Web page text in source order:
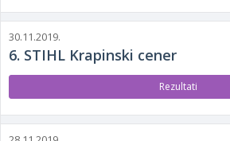
30.11.2019.
6. STIHL Krapinski cener
Rezultati